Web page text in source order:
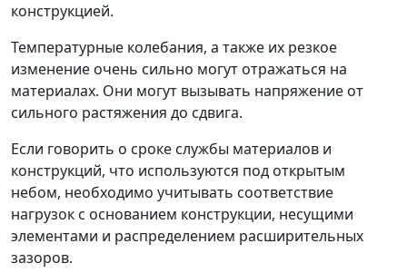
конструкцией.
Температурные колебания, а также их резкое
изменение очень сильно могут отражаться на
материалах. Они могут вызывать напряжение от
сильного растяжения до сдвига.
Если говорить о сроке службы материалов и
конструкций, что используются под открытым
небом, необходимо учитывать соответствие
нагрузок с основанием конструкции, несущими
элементами и распределением расширительных
зазоров.